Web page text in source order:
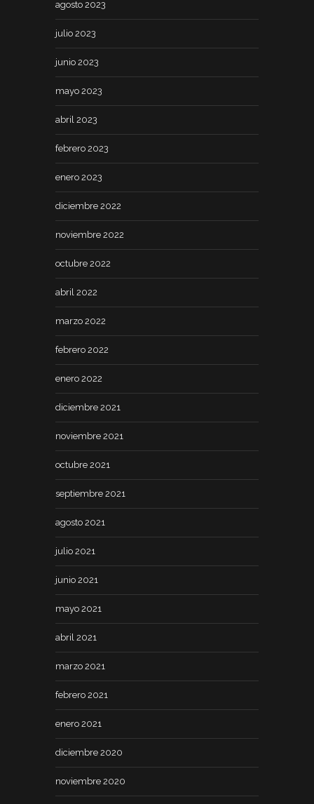
agosto 2023
julio 2023
junio 2023
mayo 2023
abril 2023
febrero 2023
enero 2023
diciembre 2022
noviembre 2022
octubre 2022
abril 2022
marzo 2022
febrero 2022
enero 2022
diciembre 2021
noviembre 2021
octubre 2021
septiembre 2021
agosto 2021
julio 2021
junio 2021
mayo 2021
abril 2021
marzo 2021
febrero 2021
enero 2021
diciembre 2020
noviembre 2020